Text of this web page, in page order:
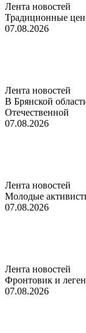
Лента новостей
Традиционные
07.08.2026
Лента новостей
В Брянской
Отечественной
07.08.2026
Лента новостей
Молодые
07.08.2026
Лента новостей
Фронтовик и
07.08.2026